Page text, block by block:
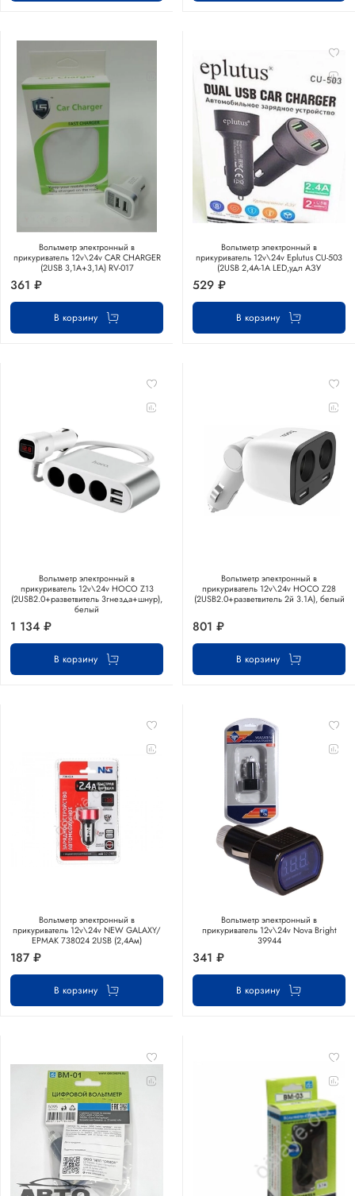
Вольтметр электронный в
прикуриватель 12v\24v CAR CHARGER
(2USB 3,1А+3,1А) RV-017
361 ₽
В корзину
Вольтметр электронный в
прикуриватель 12v\24v Eplutus CU-503
(2USB 2,4А-1А LED,удл АЗУ
529 ₽
В корзину
Вольтметр электронный в
прикуриватель 12v\24v HOCO Z13
(2USB2.0+разветвитель 3гнезда+шнур),
белый
1 134 ₽
В корзину
Вольтметр электронный в
прикуриватель 12v\24v HOCO Z28
(2USB2.0+разветвитель 2й 3.1А), белый
801 ₽
В корзину
Вольтметр электронный в
прикуриватель 12v\24v NEW GALAXY/
ЕРМАК 738024 2USB (2,4Ам)
187 ₽
В корзину
Вольтметр электронный в
прикуриватель 12v\24v Nova Bright
39944
341 ₽
В корзину